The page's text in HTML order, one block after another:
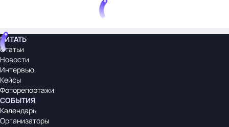
ЧИТАТЬ
Статьи
Новости
Интервью
Кейсы
Фоторепортажи
СОБЫТИЯ
Календарь
Организаторы